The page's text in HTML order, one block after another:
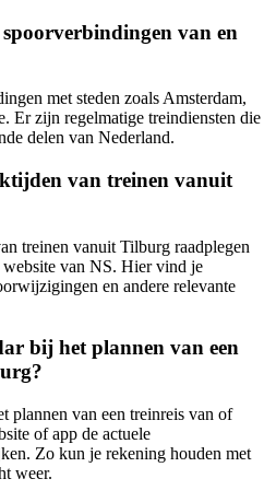
van en
met steden zoals Amsterdam,
Er zijn regelmatige treindiensten die
delen van Nederland.
van treinen vanuit
treinen vanuit Tilburg raadplegen
van NS. Hier vind je
en andere relevante
bij het plannen van een
plannen van een treinreis van of
of app de actuele
Zo kun je rekening houden met
weer.